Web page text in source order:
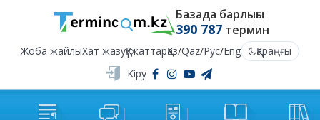
Базада барлығы
390 787термин
Жоба жайлыХат жазуҚұжаттарҚаз/Qaz/Рус/Eng
Қараңғы
Кіру